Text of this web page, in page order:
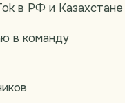
в РФ и Казахстане
в команду